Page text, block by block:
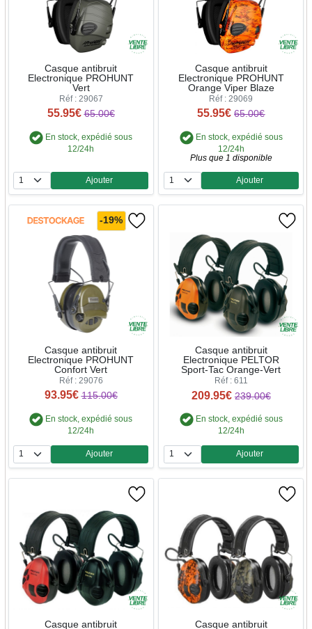
Casque antibruit
Electronique PROHUNT
Vert
Réf : 29067
55.95€ 65.00€
En stock, expédié sous
12/24h
Quantité
Ajouter
Casque antibruit
Electronique PROHUNT
Orange Viper Blaze
Réf : 29069
55.95€ 65.00€
En stock, expédié sous
12/24h
Plus que 1 disponible
Quantité
Ajouter
-19%
Casque antibruit
Electronique PROHUNT
Confort Vert
Réf : 29076
93.95€ 115.00€
En stock, expédié sous
12/24h
Quantité
Ajouter
Casque antibruit
Electronique PELTOR
Sport-Tac Orange-Vert
Réf : 611
209.95€ 239.00€
En stock, expédié sous
12/24h
Quantité
Ajouter
Casque antibruit
Casque antibruit